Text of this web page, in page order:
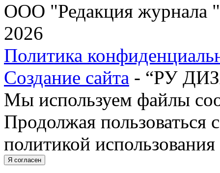
ООО "Редакция журнала
2026
Политика
Создание сайта - “РУ
Мы используем файлы
Продолжая пользоваться
политикой
Я согласен